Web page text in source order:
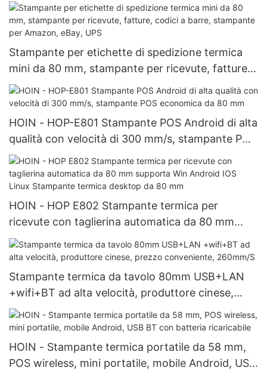
Stampante per etichette di spedizione termica
mini da 80 mm, stampante per ricevute, fatture,
codici a barre, stampante per Amazon, eBay,
UPS
HOIN - HOP-E801 Stampante POS Android di alta
qualità con velocità di 300 mm/s, stampante POS
economica da 80 mm
HOIN - HOP E802 Stampante termica per
ricevute con taglierina automatica da 80 mm
supporta Win Android IOS Linux Stampante
termica desktop da 80 mm
Stampante termica da tavolo 80mm USB+LAN
+wifi+BT ad alta velocità, produttore cinese,
prezzo conveniente, 260mm/S
HOIN - Stampante termica portatile da 58 mm,
POS wireless, mini portatile, mobile Android, USB